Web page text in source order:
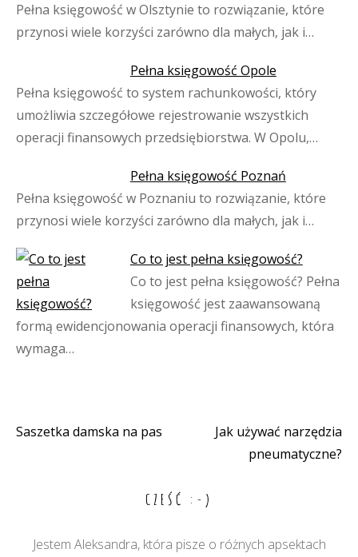
Pełna księgowość w Olsztynie to rozwiązanie, które
przynosi wiele korzyści zarówno dla małych, jak i…
Pełna księgowość Opole
Pełna księgowość to system rachunkowości, który
umożliwia szczegółowe rejestrowanie wszystkich
operacji finansowych przedsiębiorstwa. W Opolu,…
Pełna księgowość Poznań
Pełna księgowość w Poznaniu to rozwiązanie, które
przynosi wiele korzyści zarówno dla małych, jak i…
Co to jest pełna księgowość?
Co to jest pełna księgowość? Pełna
księgowość jest zaawansowaną
formą ewidencjonowania operacji finansowych, która
wymaga…
Nawigacja
Saszetka damska na pas
Jak używać narzędzia
pneumatyczne?
CZEŚĆ :-)
Jestem Aleksandra, która pisze o różnych apsektach